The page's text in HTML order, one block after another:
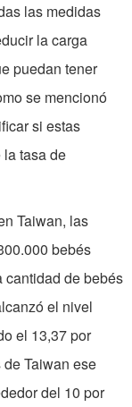
las medidas
la carga
puedan tener
se mencionó
si estas
tasa de
Taiwan, las
bebés
cantidad de bebés
el nivel
el 13,37 por
deTaiwan ese
del 10 por